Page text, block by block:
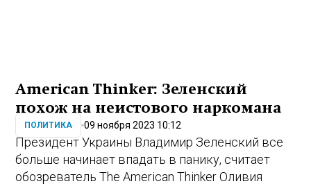
American Thinker: Зеленский
похож на неистового наркомана
ПОЛИТИКА 09 ноября 2023 10:12
Президент Украины Владимир Зеленский все
больше начинает впадать в панику, считает
обозреватель The American Thinker Оливия